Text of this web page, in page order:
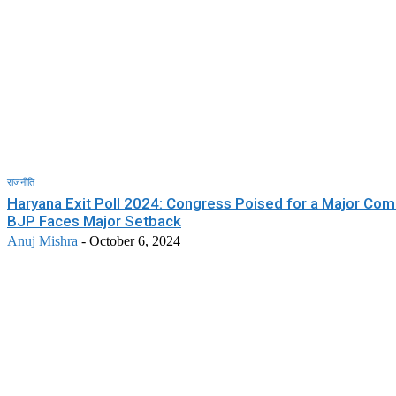
राजनीति
Haryana Exit Poll 2024: Congress Poised for a Major
BJP Faces Major Setback
Anuj Mishra - October 6, 2024